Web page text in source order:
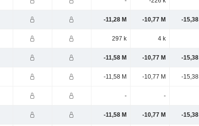
-11,28 M -10,77 M -15,38
297 k 4 k
-11,58 M -10,77 M -15,38
-11,58 M -10,77 M -15,38
- -
-11,58 M -10,77 M -15,38